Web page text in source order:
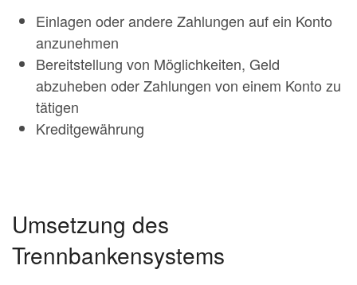
Einlagen oder andere Zahlungen auf ein Konto
anzunehmen
Bereitstellung von Möglichkeiten, Geld
abzuheben oder Zahlungen von einem Konto zu
tätigen
Kreditgewährung
Umsetzung des
Trennbankensystems